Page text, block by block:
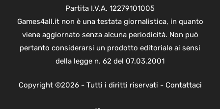
Partita I.V.A. 12279101005
Games4all.it non è una testata giornalistica, in quanto
viene aggiornato senza alcuna periodicità. Non può
pertanto considerarsi un prodotto editoriale ai sensi
della legge n. 62 del 07.03.2001
Copyright ©2026 - Tutti i diritti riservati - Contattaci